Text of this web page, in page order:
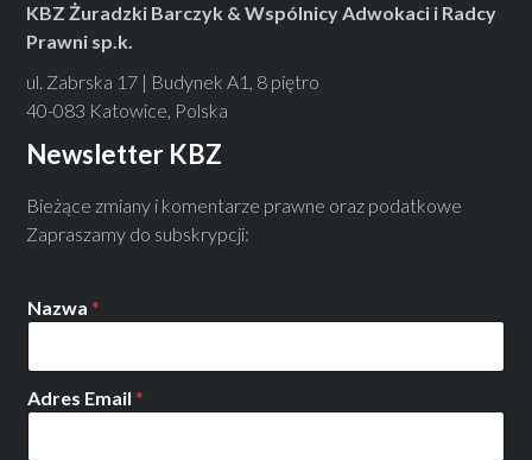
KBZ Żuradzki Barczyk & Wspólnicy Adwokaci i Radcy
Prawni sp.k.
ul. Zabrska 17 | Budynek A1, 8 piętro
40-083 Katowice, Polska
Newsletter KBZ
Bieżące zmiany i komentarze prawne oraz podatkowe
Zapraszamy do subskrypcji:
Nazwa*
Adres Email*